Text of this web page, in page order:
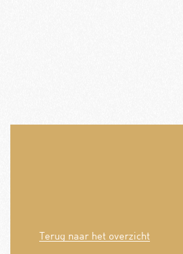
Terug naar het overzicht